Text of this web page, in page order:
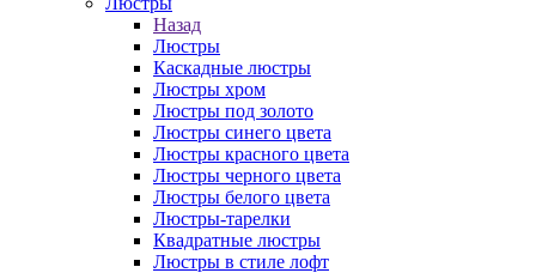
Назад
Люстры
Каскадные люстры
Люстры хром
Люстры под золото
Люстры синего цвета
Люстры красного цвета
Люстры черного цвета
Люстры белого цвета
Люстры-тарелки
Квадратные люстры
Люстры в стиле лофт